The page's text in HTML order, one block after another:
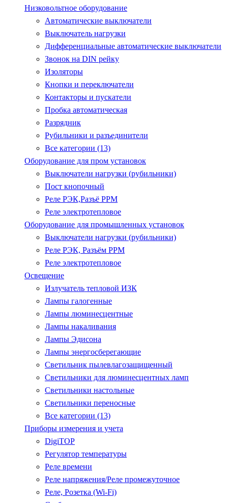
Низковольтное оборудование
Автоматические выключатели
Выключатель нагрузки
Дифференциальные автоматические выключатели
Звонок на DIN рейку
Изоляторы
Кнопки и переключатели
Контакторы и пускатели
Пробка автоматическая
Разрядник
Рубильники и разъединители
Все категории (13)
Оборудование для пром установок
Выключатели нагрузки (рубильники)
Пост кнопочный
Реле РЭК,Разъё РРМ
Реле электротепловое
Оборудование для промышленных установок
Выключатели нагрузки (рубильники)
Реле РЭК, Разъём РРМ
Реле электротепловое
Освещение
Излучатель тепловой ИЗК
Лампы галогенные
Лампы люминесцентные
Лампы накаливания
Лампы Эдисона
Лампы энергосберегающие
Светильник пылевлагозащищенный
Светильники для люминесцентных ламп
Светильники настольные
Светильники переносные
Все категории (13)
Приборы измерения и учета
DigiTOP
Регулятор температуры
Реле времени
Реле напряжения/Реле промежуточное
Реле, Розетка (Wi-Fi)